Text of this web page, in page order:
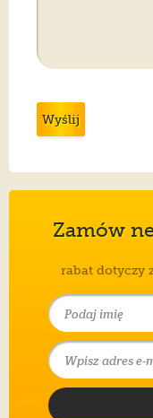
Wyślij
Zamów
rabat dotyczy